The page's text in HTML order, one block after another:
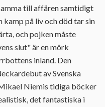
till affären samtidigt
på liv och död tar sin
och pojken måste
slut" är en mörk
inland. Den
av Svenska
Niemis tidiga böcker
det fantastiska i